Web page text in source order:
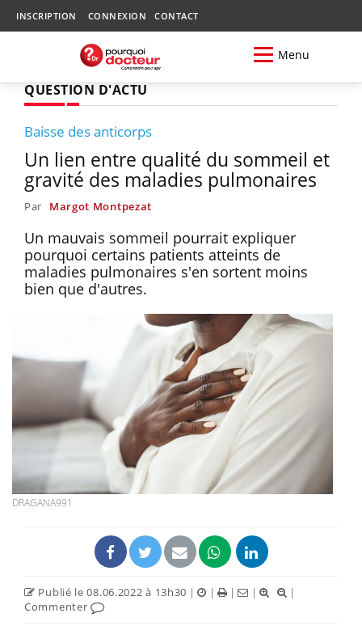
INSCRIPTION CONNEXION CONTACT
Menu
QUESTION D'ACTU
Baisse des anticorps
Un lien entre qualité du sommeil et
gravité des maladies pulmonaires
Par Margot Montpezat
Un mauvais sommeil pourrait expliquer
pourquoi certains patients atteints de
maladies pulmonaires s'en sortent moins
bien que d'autres.
DRAGANA991
Publié le 08.06.2022 à 13h30 | | | |
|
Commenter